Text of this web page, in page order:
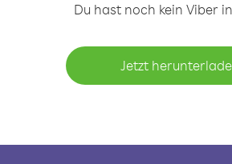
Du hast noch kein Viber
Jetzt